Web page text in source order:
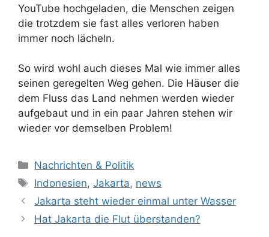
YouTube hochgeladen, die Menschen zeigen
die trotzdem sie fast alles verloren haben
immer noch lächeln.
So wird wohl auch dieses Mal wie immer alles
seinen geregelten Weg gehen. Die Häuser die
dem Fluss das Land nehmen werden wieder
aufgebaut und in ein paar Jahren stehen wir
wieder vor demselben Problem!
Kategorien
Nachrichten & Politik
Schlagwörter
Indonesien,Jakarta, news
Jakarta steht wieder einmal unter Wasser
Hat Jakarta die Flut überstanden?